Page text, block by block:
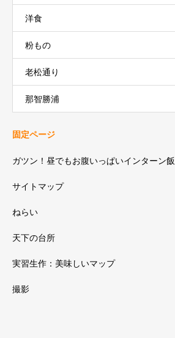
洋食
粉もの
老松通り
那智勝浦
固定ページ
ガツン！昼でもお腹いっぱいインターン飯
サイトマップ
ねらい
天下の台所
実習生作：美味しいマップ
撮影